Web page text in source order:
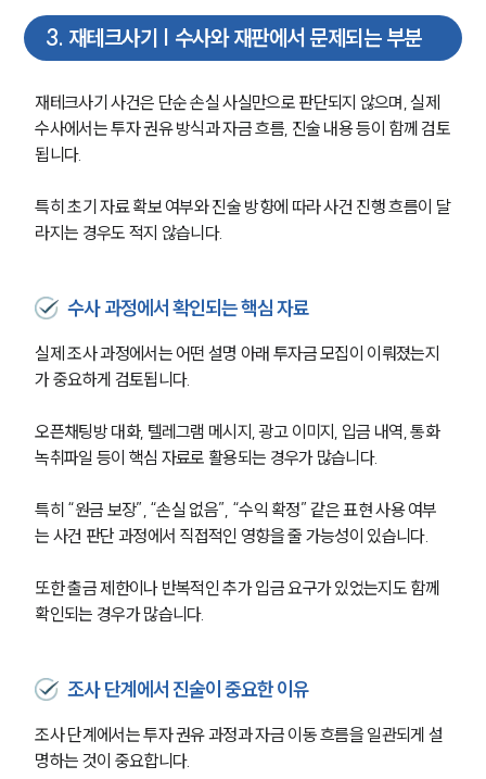
3. 재테크사기 | 수사와 재판에서 문제되는 부분
재테크사기 사건은 단순 손실 사실만으로 판단되지 않으며, 실제
수사에서는 투자 권유 방식과 자금 흐름, 진술 내용 등이 함께 검토
됩니다.
특히 초기 자료 확보 여부와 진술 방향에 따라 사건 진행 흐름이 달
라지는 경우도 적지 않습니다.
수사 과정에서 확인되는 핵심 자료
실제 조사 과정에서는 어떤 설명 아래 투자금 모집이 이뤄졌는지
가 중요하게 검토됩니다.
오픈채팅방 대화, 텔레그램 메시지, 광고 이미지, 입금 내역, 통화
녹취파일 등이 핵심 자료로 활용되는 경우가 많습니다.
특히 “원금 보장”, “손실 없음”, “수익 확정” 같은 표현 사용 여부
는 사건 판단 과정에서 직접적인 영향을 줄 가능성이 있습니다.
또한 출금 제한이나 반복적인 추가 입금 요구가 있었는지도 함께
확인되는 경우가 많습니다.
조사 단계에서 진술이 중요한 이유
조사 단계에서는 투자 권유 과정과 자금 이동 흐름을 일관되게 설
명하는 것이 중요합니다.